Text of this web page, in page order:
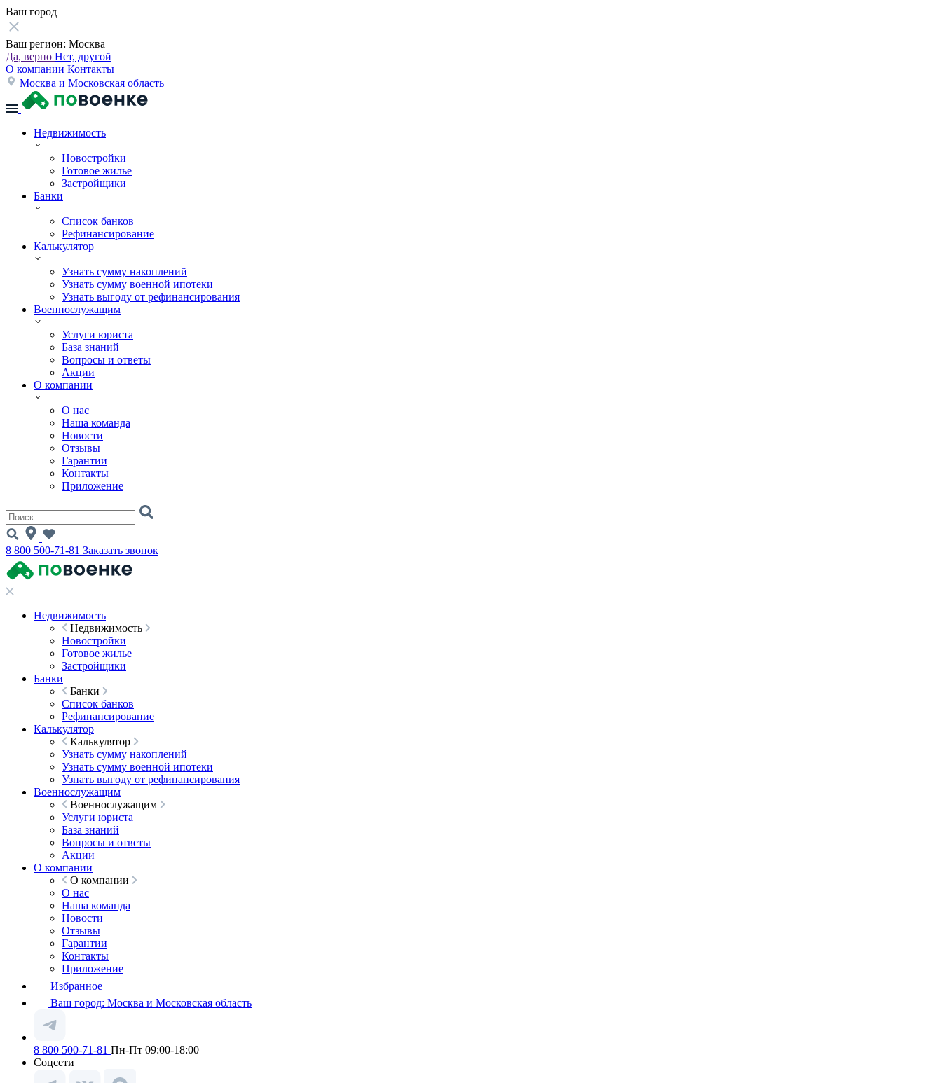
Ваш город
Ваш регион: Москва
Да, верно Нет, другой
О компании Контакты
Москва и Московская область
Недвижимость
Новостройки
Готовое жилье
Застройщики
Банки
Список банков
Рефинансирование
Калькулятор
Узнать сумму накоплений
Узнать сумму военной ипотеки
Узнать выгоду от рефинансирования
Военнослужащим
Услуги юриста
База знаний
Вопросы и ответы
Акции
О компании
О нас
Наша команда
Новости
Отзывы
Гарантии
Контакты
Приложение
8 800 500-71-81 Заказать звонок
Недвижимость
Недвижимость
Новостройки
Готовое жилье
Застройщики
Банки
Банки
Список банков
Рефинансирование
Калькулятор
Калькулятор
Узнать сумму накоплений
Узнать сумму военной ипотеки
Узнать выгоду от рефинансирования
Военнослужащим
Военнослужащим
Услуги юриста
База знаний
Вопросы и ответы
Акции
О компании
О компании
О нас
Наша команда
Новости
Отзывы
Гарантии
Контакты
Приложение
Избранное
Ваш город: Москва и Московская область
8 800 500-71-81 Пн-Пт 09:00-18:00
Соцсети